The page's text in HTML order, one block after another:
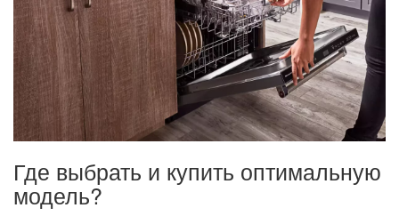
Где выбрать и купить оптимальную
модель?